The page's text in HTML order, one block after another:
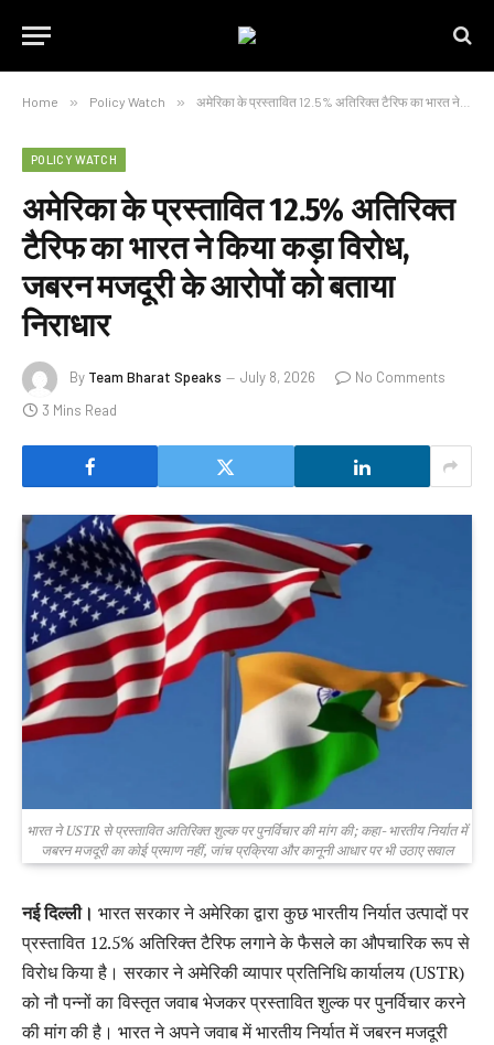
Home » Policy Watch » अमेरिका के प्रस्तावित 12.5% अतिरिक्त टैरिफ का भारत ने किया कड़ा विरोध, जबरन मजदूरी के आरोपों को बताया निराधार
POLICY WATCH
अमेरिका के प्रस्तावित 12.5% अतिरिक्त
टैरिफ का भारत ने किया कड़ा विरोध,
जबरन मजदूरी के आरोपों को बताया
निराधार
By Team Bharat Speaks July 8, 2026
No Comments
3 Mins Read
भारत ने USTR से प्रस्तावित अतिरिक्त शुल्क पर पुनर्विचार की मांग की; कहा- भारतीय निर्यात में
जबरन मजदूरी का कोई प्रमाण नहीं, जांच प्रक्रिया और कानूनी आधार पर भी उठाए सवाल
नई दिल्ली। भारत सरकार ने अमेरिका द्वारा कुछ भारतीय निर्यात उत्पादों पर
प्रस्तावित 12.5% अतिरिक्त टैरिफ लगाने के फैसले का औपचारिक रूप से
विरोध किया है। सरकार ने अमेरिकी व्यापार प्रतिनिधि कार्यालय (USTR)
को नौ पन्नों का विस्तृत जवाब भेजकर प्रस्तावित शुल्क पर पुनर्विचार करने
की मांग की है। भारत ने अपने जवाब में भारतीय निर्यात में जबरन मजदूरी